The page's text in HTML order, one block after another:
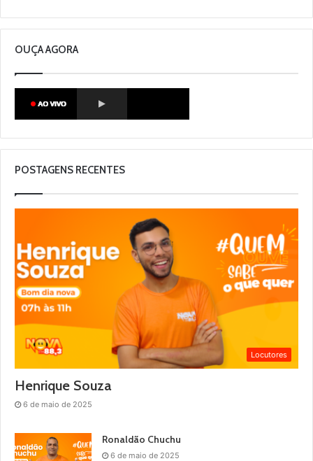
OUÇA AGORA
POSTAGENS RECENTES
Locutores
Henrique Souza
6 de maio de 2025
Ronaldão Chuchu
6 de maio de 2025